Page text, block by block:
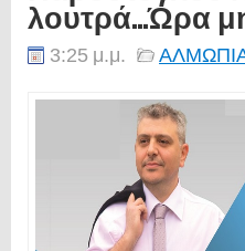
λουτρά...Ώρα
3:25 μ.μ.